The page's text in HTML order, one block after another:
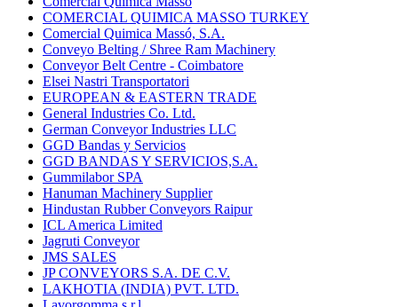
COMERCIAL QUIMICA MASSO TURKEY
Comercial Quimica Massó, S.A.
Conveyo Belting / Shree Ram Machinery
Conveyor Belt Centre - Coimbatore
Elsei Nastri Transportatori
EUROPEAN & EASTERN TRADE
General Industries Co. Ltd.
German Conveyor Industries LLC
GGD Bandas y Servicios
GGD BANDAS Y SERVICIOS,S.A.
Gummilabor SPA
Hanuman Machinery Supplier
Hindustan Rubber Conveyors Raipur
ICL America Limited
Jagruti Conveyor
JMS SALES
JP CONVEYORS S.A. DE C.V.
LAKHOTIA (INDIA) PVT. LTD.